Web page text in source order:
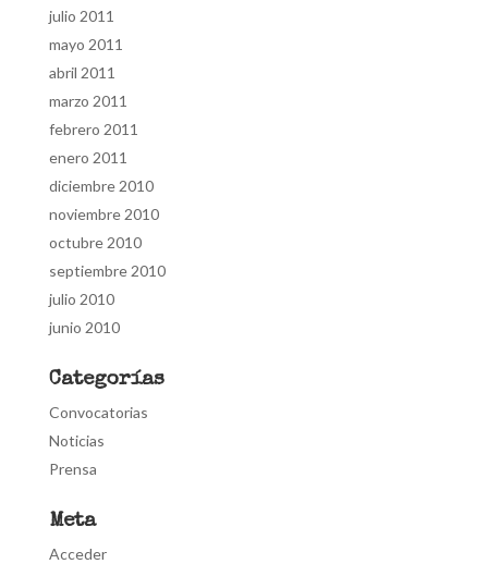
julio 2011
mayo 2011
abril 2011
marzo 2011
febrero 2011
enero 2011
diciembre 2010
noviembre 2010
octubre 2010
septiembre 2010
julio 2010
junio 2010
Categorías
Convocatorias
Noticias
Prensa
Meta
Acceder